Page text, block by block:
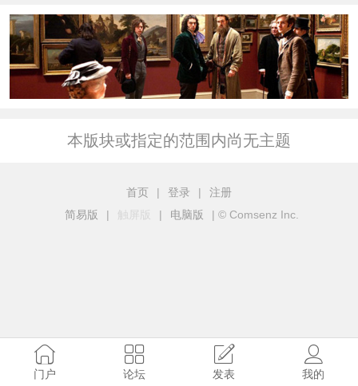
本版块或指定的范围内尚无主题
首页 | 登录 |
注册
简易版
| 触屏版 | 电脑版 | © Comsenz Inc.
门户 论坛 发表 我的